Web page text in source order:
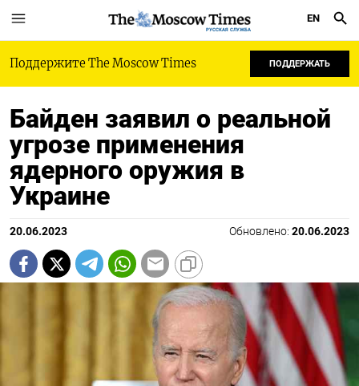
РУССКАЯ СЛУЖБА
EN
Поддержите The Moscow Times ПОДДЕРЖАТЬ
Байден заявил о реальной
угрозе применения
ядерного оружия в
Украине
20.06.2023 Обновлено: 20.06.2023